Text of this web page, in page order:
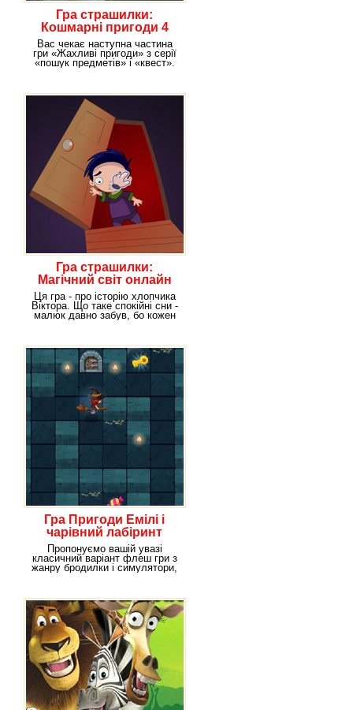
Гра страшилки:
Кошмарні пригоди 4
Вас чекає наступна частина
гри «Жахливі пригоди» з серії
«пошук предметів» і «квест».
Гра страшилки:
Магічний світ онлайн
Ця гра - про історію хлопчика
Віктора. Що таке спокійні сни -
малюк давно забув, бо кожен
Гра Пригоди Емілі і
чарівний лабіринт
Пропонуємо вашій увазі
класичний варіант флеш гри з
жанру бродилки і симулятори,